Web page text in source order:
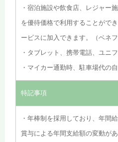
・宿泊施設や飲食店、レジャー
を優待価格で利用することがで
ービスに加入できます。（ベネ
・タブレット、携帯電話、ユニ
・マイカー通勤時、駐車場代の
特記事項
・年棒制を採用しており、年間
賞与による年間支給額の変動があ